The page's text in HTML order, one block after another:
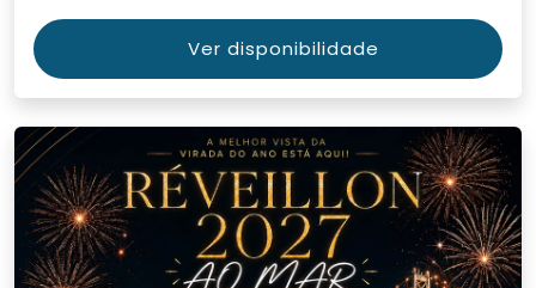
Ver disponibilidade